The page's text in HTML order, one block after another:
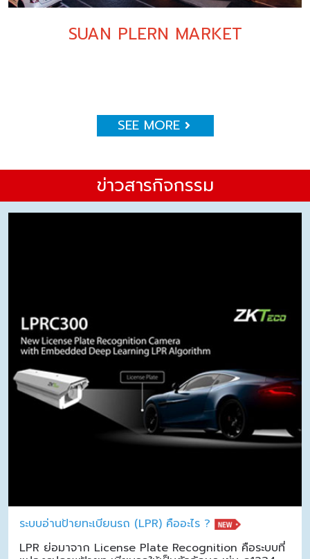
SUAN PLERN MARKET
SEE MORE
ข่าวสารกิจกรรม
ระบบอ่านป้ายทะเบียนรถ (LPR) คืออะไร ?
LPR ย่อมาจาก License Plate Recognition คือระบบที่